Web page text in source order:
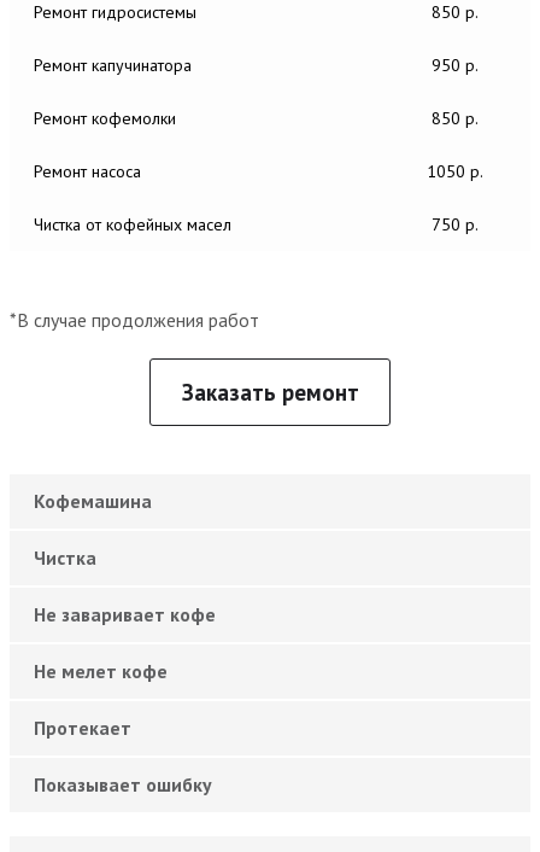
Ремонт гидросистемы 850 р.
Ремонт капучинатора 950 р.
Ремонт кофемолки 850 р.
Ремонт насоса 1050 р.
Чистка от кофейных масел 750 р.
*В случае продолжения работ
Заказать ремонт
Кофемашина
Чистка
Не заваривает кофе
Не мелет кофе
Протекает
Показывает ошибку